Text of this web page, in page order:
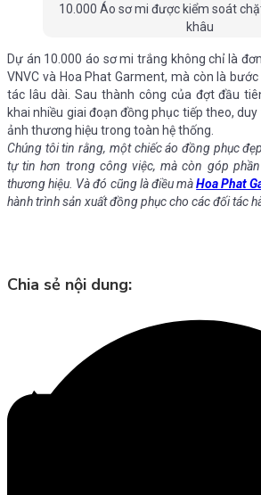
10.000 Áo sơ mi được kiểm soát
khâu
Dự án 10.000 áo sơ mi trắng không chỉ là
VNVC và Hoa Phat Garment, mà còn là
tác lâu dài. Sau thành công của đợt đầu
khai nhiều giai đoạn đồng phục tiếp theo,
ảnh thương hiệu trong toàn hệ thống.
Chúng tôi tin rằng, một chiếc áo đồng phục
tự tin hơn trong công việc, mà còn góp
thương hiệu. Và đó cũng là điều màHoa Phat
hành trình sản xuất đồng phục cho các đối tác
Chia sẻ nội dung: